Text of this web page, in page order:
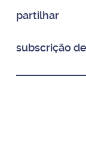
partilhar
subscrição